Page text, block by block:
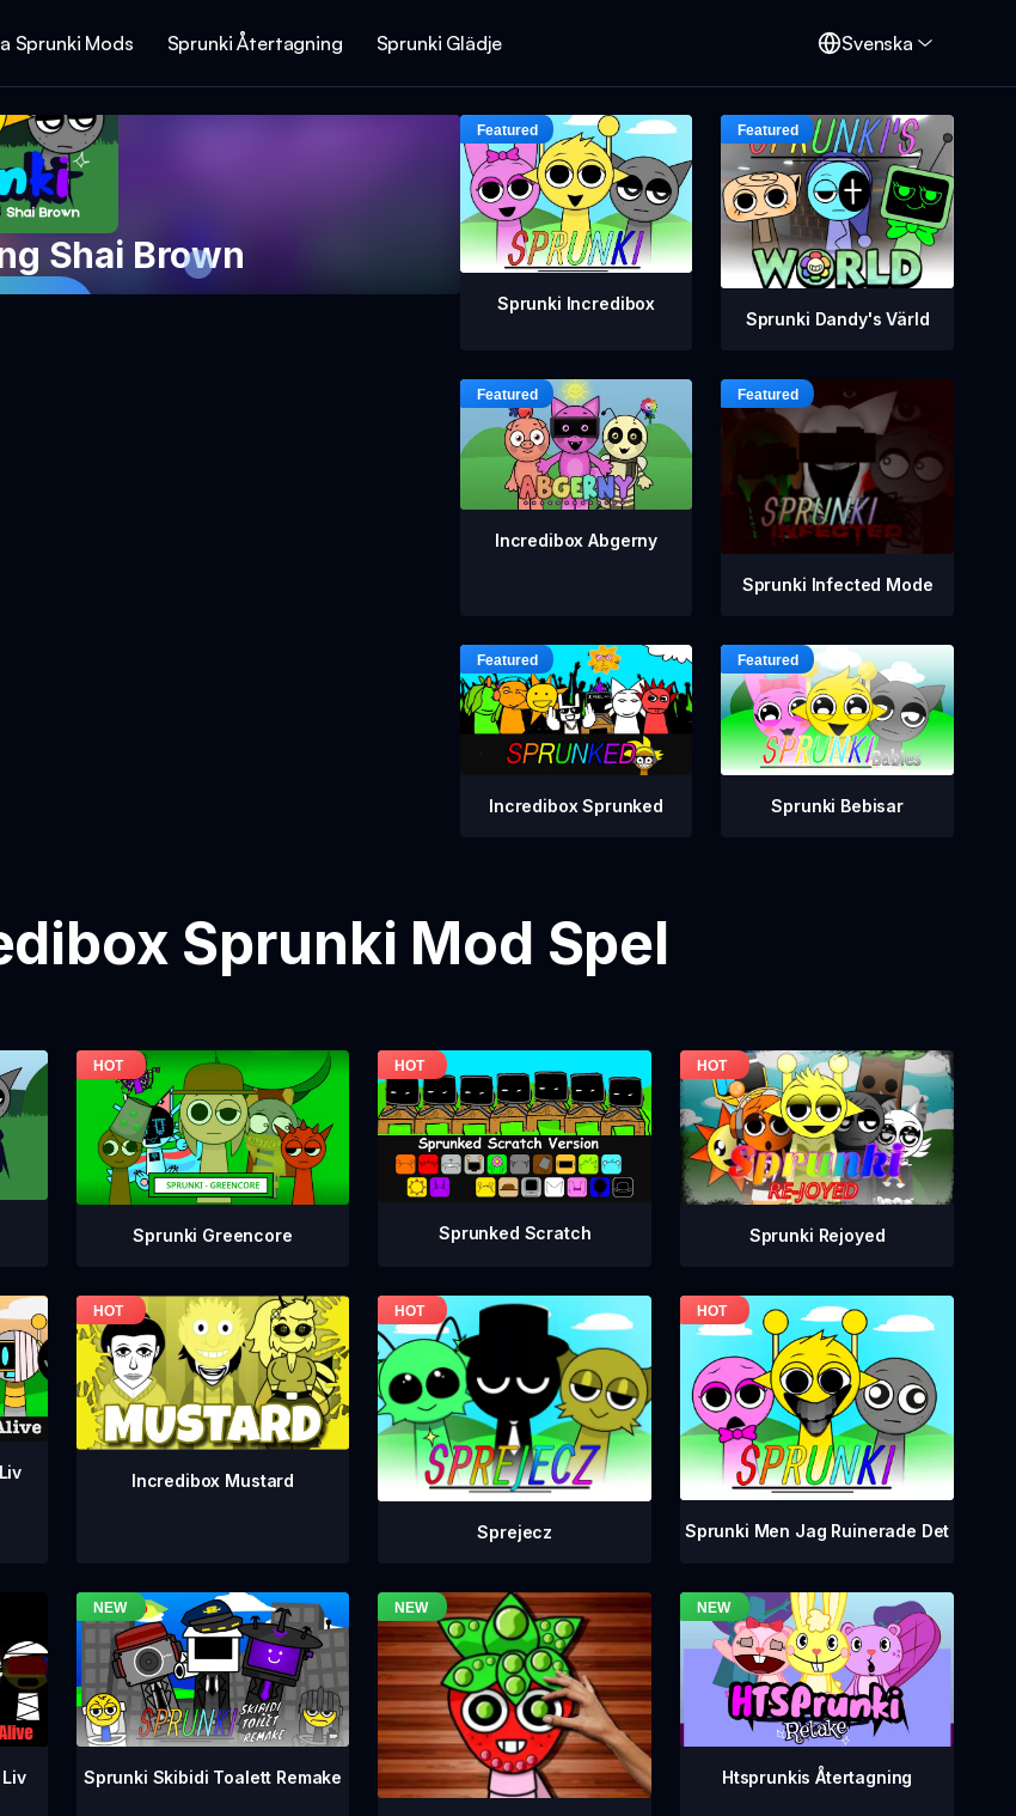
Sprunki Mods Sprunki Återtagning Sprunki Glädje Svenska
Shai Brown
Sprunki Incredibox
Sprunki Dandy's Värld
Incredibox Abgerny
Sprunki Infected Mode
Incredibox Sprunked Sprunki Bebisar
Sprunki Mod Spel
Sprunki Greencore Sprunked Scratch Sprunki Rejoyed
Incredibox Mustard
Sprejecz Sprunki Men Jag Ruinerade Det
Sprunki Skibidi Toalett Remake Htsprunkis Återtagning